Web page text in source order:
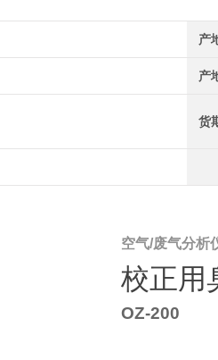
产
产
货
空气/废气分析
校正用
OZ-200